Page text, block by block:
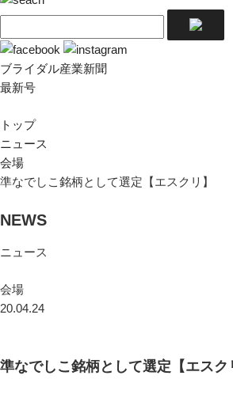
ブライダル産業新聞
最新号
トップ
ニュース
会場
準なでしこ銘柄として選定【エスクリ】
NEWS
ニュース
会場
20.04.24
準なでしこ銘柄として選定【エスク